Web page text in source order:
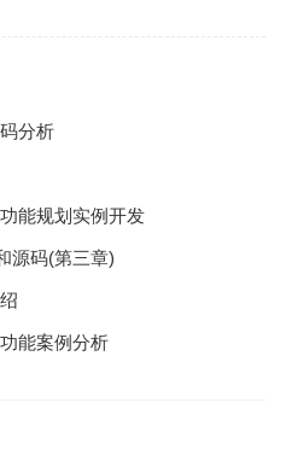
分析
能规划实例开发
源码(第三章)
能案例分析